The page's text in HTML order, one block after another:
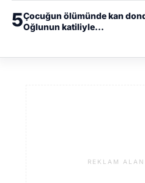
5Çocuğun ölümünde kan
Oğlunun katiliyle...
REKLAM